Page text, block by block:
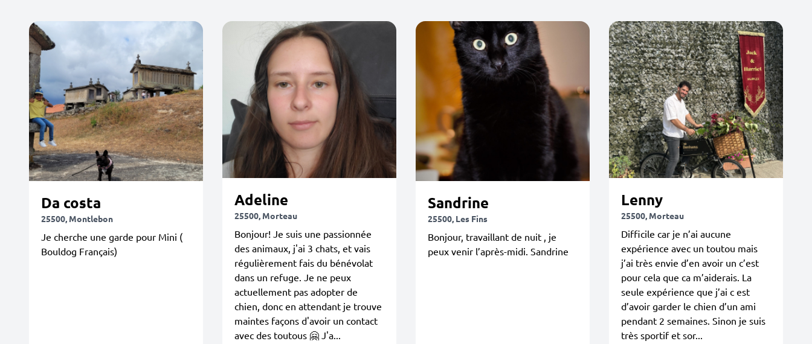
Da costa
25500, Montlebon
Je cherche une garde pour Mini (
Bouldog Français)
Adeline
25500, Morteau
Bonjour! Je suis une passionnée
des animaux, j'ai 3 chats, et vais
régulièrement fais du bénévolat
dans un refuge. Je ne peux
actuellement pas adopter de
chien, donc en attendant je trouve
maintes façons d'avoir un contact
avec des toutous 🤗 J'a...
Sandrine
25500, Les Fins
Bonjour, travaillant de nuit , je
peux venir l’après-midi. Sandrine
Lenny
25500, Morteau
Difficile car je n’ai aucune
expérience avec un toutou mais
j’ai très envie d’en avoir un c’est
pour cela que ca m’aiderais. La
seule expérience que j’ai c est
d’avoir garder le chien d’un ami
pendant 2 semaines. Sinon je suis
très sportif et sor...